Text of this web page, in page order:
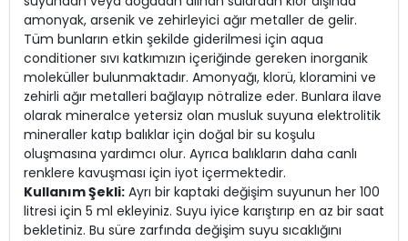
amonyak, arsenik ve zehirleyici ağır metaller de gelir.
Tüm bunların etkin şekilde giderilmesi için aqua
conditioner sıvı katkımızın içeriğinde gereken inorganik
moleküller bulunmaktadır. Amonyağı, klorü, kloramini ve
zehirli ağır metalleri bağlayıp nötralize eder. Bunlara ilave
olarak mineralce yetersiz olan musluk suyuna elektrolitik
mineraller katıp balıklar için doğal bir su koşulu
oluşmasına yardımcı olur. Ayrıca balıkların daha canlı
renklere kavuşması için iyot içermektedir.
Kullanım Şekli: Ayrı bir kaptaki değişim suyunun her 100
litresi için 5 ml ekleyiniz. Suyu iyice karıştırıp en az bir saat
bekletiniz. Bu süre zarfında değişim suyu sıcaklığını